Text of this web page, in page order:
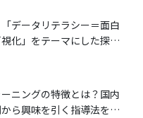
「データリテラシー＝面白
化」をテーマにした探究
ニングの特徴とは？国内
ら興味を引く指導法を考